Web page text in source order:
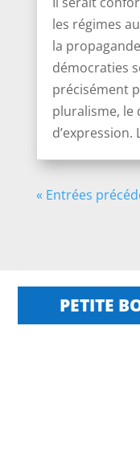
les régimes
la
démocraties
précisément
pluralisme, le
d’expression.
« Entrées
PETITE